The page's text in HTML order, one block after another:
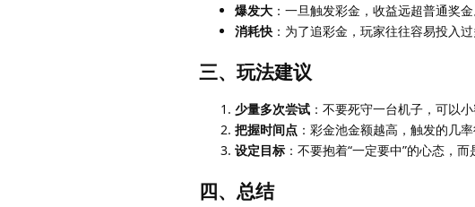
爆发大 ：一旦触发彩金，收益远超普通奖金
消耗快 ：为了追彩金，玩家往往容易投入过
三、玩法建议
少量多次尝试 ：不要死守一台机子，可以
把握时间点 ：彩金池金额越高，触发的几
设定目标 ：不要抱着“一定要中”的心态，而
四、总结